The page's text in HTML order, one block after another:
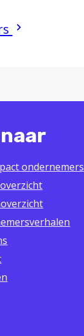
ondernemers